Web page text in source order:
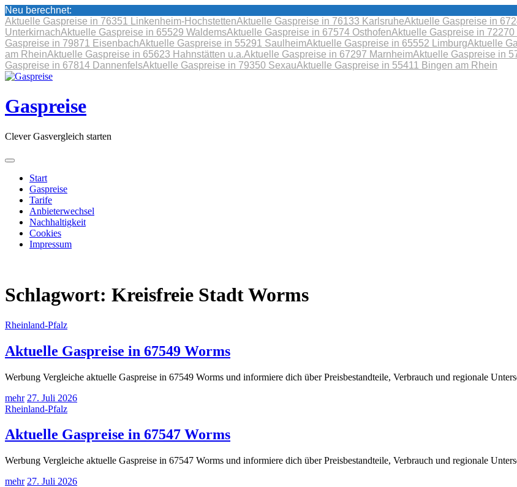
Neu berechnet:
Aktuelle Gaspreise in 76351 Linkenheim-HochstettenAktuelle Gaspreise in 76133 KarlsruheAktuelle Gaspreise in
UnterkirnachAktuelle Gaspreise in 65529 WaldemsAktuelle Gaspreise in 67574 OsthofenAktuelle Gaspreise in 72270
Gaspreise in 79871 EisenbachAktuelle Gaspreise in 55291 SaulheimAktuelle Gaspreise in 65552 LimburgAktuelle
am RheinAktuelle Gaspreise in 65623 Hahnstätten u.a.Aktuelle Gaspreise in 67297 MarnheimAktuelle Gaspreise in
Gaspreise in 67814 DannenfelsAktuelle Gaspreise in 79350 SexauAktuelle Gaspreise in 55411 Bingen am Rhein
Skip
content
Gaspreise
Clever Gasvergleich starten
Start
Gaspreise
Tarife
Anbieterwechsel
Nachhaltigkeit
Cookies
Impressum
Schlagwort: Kreisfreie Stadt Worms
Rheinland-Pfalz
Aktuelle Gaspreise in 67549 Worms
Werbung Vergleiche aktuelle Gaspreise in 67549 Worms und informiere dich über Preisbestandteile, Verbrauch und regionale
mehr 27. Juli 2026
Rheinland-Pfalz
Aktuelle Gaspreise in 67547 Worms
Werbung Vergleiche aktuelle Gaspreise in 67547 Worms und informiere dich über Preisbestandteile, Verbrauch und regionale
mehr 27. Juli 2026